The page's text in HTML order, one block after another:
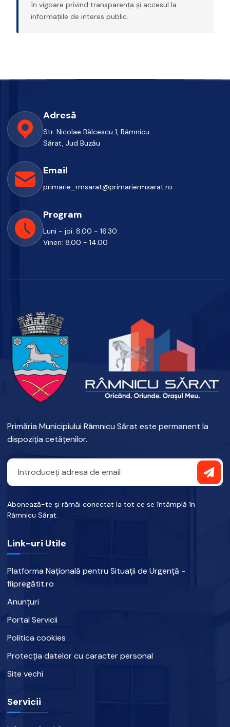
în vigoare privind transparența și accesul la
informațiile de interes public.
Adresă
Str. Nicolae Bălcescu 1, Râmnicu
Sărat, Jud Buzău
Email
primarie_rmsarat@primariermsarat.ro
Program
Luni - joi: 8.00 - 16.30
Vineri: 8.00 - 14.00
Primăria Municipiului Râmnicu Sărat este permanent la
dispoziția cetățenilor.
Abonează-te și rămâi conectat la tot ce se întâmplă în
Râmnicu Sărat.
Link-uri Utile
Platforma Națională pentru Situații de Urgență -
fiipregătit.ro
Anunțuri
Portal Servicii
Politica cookies
Protecția datelor cu caracter personal
Site vechi
Servicii